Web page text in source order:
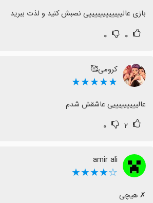
بازی عالییییییییییییی نصبش کنید و لذت ببرید
۰ ۰
کرومی🥰
★★★★★
عالیییییییییی عاشقش شدم
۲ ۰
amir ali
☆★★★★